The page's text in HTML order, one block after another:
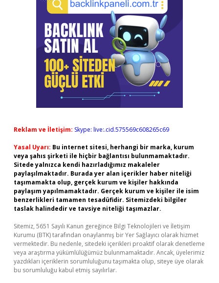
Reklam ve İletişim: Skype: live:.cid.575569c608265c69
Yasal Uyarı: Bu internet sitesi, herhangi bir marka, kurum
veya şahıs şirketi ile hiçbir bağlantısı bulunmamaktadır.
Sitede yalnızca kendi hazırladığımız makaleler
paylaşılmaktadır. Burada yer alan içerikler haber niteliği
taşımamakta olup, gerçek kurum ve kişiler hakkında
paylaşım yapılmamaktadır. Gerçek kurum ve kişiler ile isim
benzerlikleri tamamen tesadüfidir. Sitemizdeki bilgiler
taslak halindedir ve tavsiye niteliği taşımazlar.
Sitemiz, 5651 Sayılı Kanun gereğince Bilgi Teknolojileri ve İletişim
Kurumu (BTK) tarafından onaylanmış bir Yer Sağlayıcı olarak hizmet
vermektedir. Bu nedenle, sitedeki içerikleri proaktif olarak denetleme
veya araştırma yükümlülüğümüz bulunmamaktadır. Ancak, üyelerimiz
yazdıkları içeriklerin sorumluluğunu taşımakta olup, siteye üye olarak
bu sorumluluğu kabul etmiş sayılırlar.